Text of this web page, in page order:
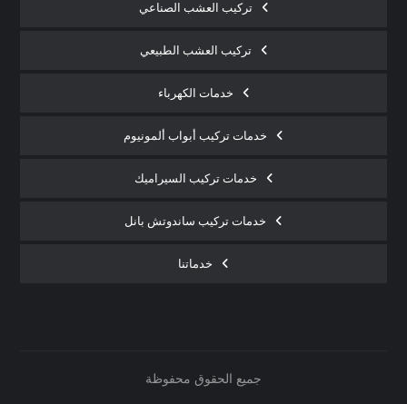
تركيب العشب الصناعي
تركيب العشب الطبيعي
خدمات الكهرباء
خدمات تركيب أبواب ألمونيوم
خدمات تركيب السيراميك
خدمات تركيب ساندوتش بانل
خدماتنا
جميع الحقوق محفوظة